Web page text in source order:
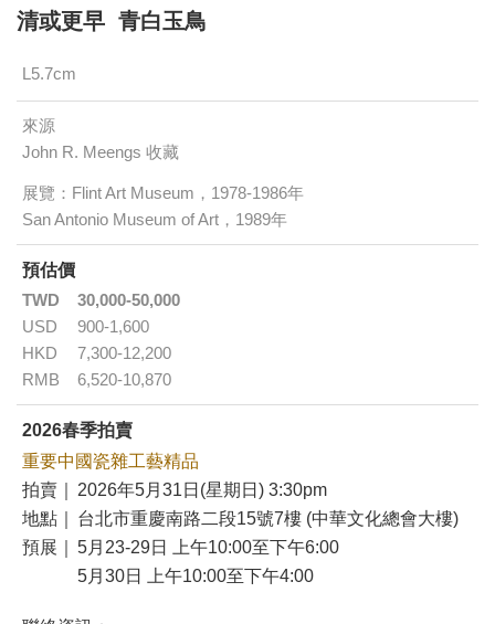
清或更早 青白玉鳥
L5.7cm
來源
John R. Meengs 收藏
展覽：Flint Art Museum，1978-1986年
San Antonio Museum of Art，1989年
預估價
TWD
30,000-50,000
USD
900-1,600
HKD
7,300-12,200
RMB
6,520-10,870
2026春季拍賣
重要中國瓷雜工藝精品
拍賣｜
2026年5月31日(星期日) 3:30pm
地點｜
台北市重慶南路二段15號7樓 (中華文化總會大樓)
預展｜
5月23-29日 上午10:00至下午6:00
5月30日 上午10:00至下午4:00